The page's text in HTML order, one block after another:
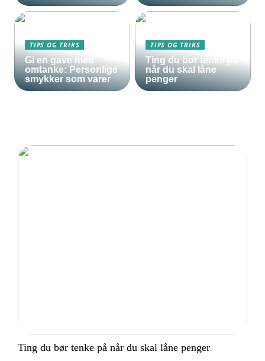
TIPS OG TRIKS
Gi en gave med
omtanke: Personlige
smykker som varer
TIPS OG TRIKS
Ting du bør tenke på
når du skal låne
penger
Ting du bør tenke på når du skal låne penger